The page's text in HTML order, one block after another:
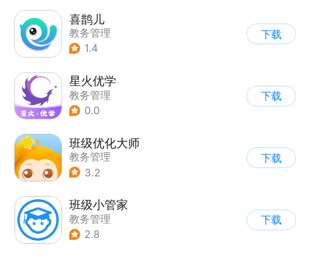
喜鹊儿
教务管理
1.4
下载
星火优学
教务管理
0.0
下载
班级优化大师
教务管理
3.2
下载
班级小管家
教务管理
2.8
下载